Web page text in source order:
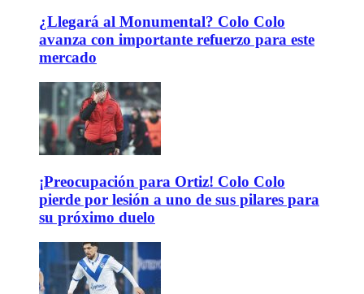
¿Llegará al Monumental? Colo Colo
avanza con importante refuerzo para este
mercado
¡Preocupación para Ortiz! Colo Colo
pierde por lesión a uno de sus pilares para
su próximo duelo